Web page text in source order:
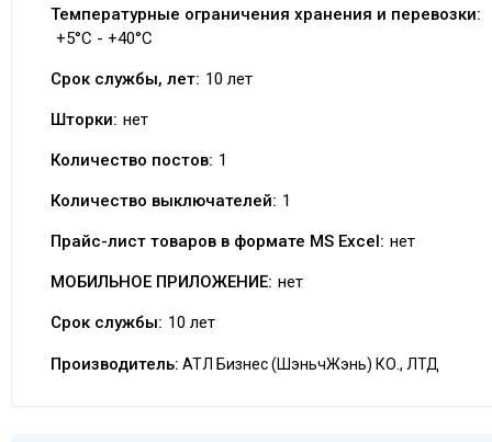
Температурные ограничения хранения и перевозки:
+5°C - +40°C
Срок службы, лет: 10 лет
Шторки: нет
Количество постов: 1
Количество выключателей: 1
Прайс-лист товаров в формате MS Excel: нет
МОБИЛЬНОЕ ПРИЛОЖЕНИЕ: нет
Срок службы: 10 лет
Производитель: АТЛ Бизнес (ШэньчЖэнь) КО., ЛТД